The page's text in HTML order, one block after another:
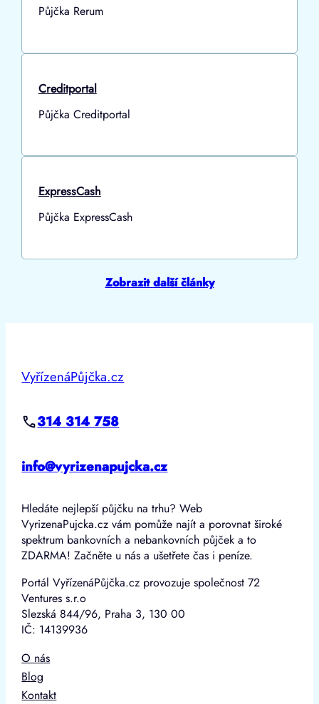
Půjčka Rerum
Creditportal
Půjčka Creditportal
ExpressCash
Půjčka ExpressCash
Zobrazit další články
VyřízenáPůjčka.cz
314 314 758
info@vyrizenapujcka.cz
Hledáte nejlepší půjčku na trhu? Web
VyrizenaPujcka.cz vám pomůže najít a porovnat široké
spektrum bankovních a nebankovních půjček a to
ZDARMA! Začněte u nás a ušetřete čas i peníze.
Portál VyřízenáPůjčka.cz provozuje společnost 72
Ventures s.r.o
Slezská 844/96, Praha 3, 130 00
IČ: 14139936
O nás
Blog
Kontakt